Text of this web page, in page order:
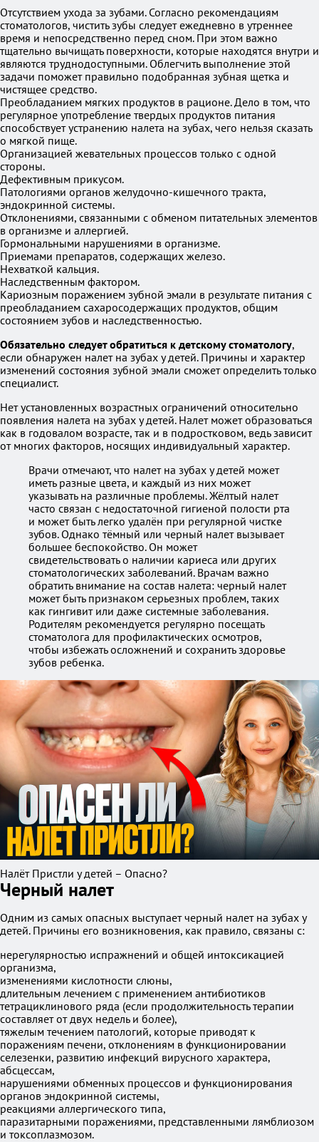
Отсутствием ухода за зубами. Согласно рекомендациям
стоматологов, чистить зубы следует ежедневно в утреннее
время и непосредственно перед сном. При этом важно
тщательно вычищать поверхности, которые находятся внутри и
являются труднодоступными. Облегчить выполнение этой
задачи поможет правильно подобранная зубная щетка и
чистящее средство.
Преобладанием мягких продуктов в рационе. Дело в том, что
регулярное употребление твердых продуктов питания
способствует устранению налета на зубах, чего нельзя сказать
о мягкой пище.
Организацией жевательных процессов только с одной
стороны.
Дефективным прикусом.
Патологиями органов желудочно-кишечного тракта,
эндокринной системы.
Отклонениями, связанными с обменом питательных элементов
в организме и аллергией.
Гормональными нарушениями в организме.
Приемами препаратов, содержащих железо.
Нехваткой кальция.
Наследственным фактором.
Кариозным поражением зубной эмали в результате питания с
преобладанием сахаросодержащих продуктов, общим
состоянием зубов и наследственностью.
Обязательно следует обратиться к детскому стоматологу,
если обнаружен налет на зубах у детей. Причины и характер
изменений состояния зубной эмали сможет определить только
специалист.
Нет установленных возрастных ограничений относительно
появления налета на зубах у детей. Налет может образоваться
как в годовалом возрасте, так и в подростковом, ведь зависит
от многих факторов, носящих индивидуальный характер.
Врачи отмечают, что налет на зубах у детей может
иметь разные цвета, и каждый из них может
указывать на различные проблемы. Жёлтый налет
часто связан с недостаточной гигиеной полости рта
и может быть легко удалён при регулярной чистке
зубов. Однако тёмный или черный налет вызывает
большее беспокойство. Он может
свидетельствовать о наличии кариеса или других
стоматологических заболеваний. Врачам важно
обратить внимание на состав налета: черный налет
может быть признаком серьезных проблем, таких
как гингивит или даже системные заболевания.
Родителям рекомендуется регулярно посещать
стоматолога для профилактических осмотров,
чтобы избежать осложнений и сохранить здоровье
зубов ребенка.
Налёт Пристли у детей – Опасно?
Черный налет
Одним из самых опасных выступает черный налет на зубах у
детей. Причины его возникновения, как правило, связаны с:
нерегулярностью испражнений и общей интоксикацией
организма,
изменениями кислотности слюны,
длительным лечением с применением антибиотиков
тетрациклинового ряда (если продолжительность терапии
составляет от двух недель и более),
тяжелым течением патологий, которые приводят к
поражениям печени, отклонениям в функционировании
селезенки, развитию инфекций вирусного характера,
абсцессам,
нарушениями обменных процессов и функционирования
органов эндокринной системы,
реакциями аллергического типа,
паразитарными поражениями, представленными лямблиозом
и токсоплазмозом.